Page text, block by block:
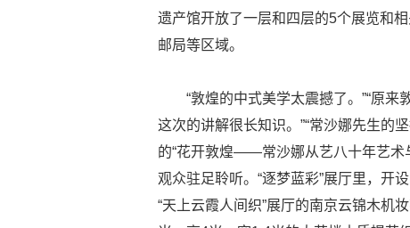
遗产馆开放了一层和四层的5个展览和
邮局等区域。
“敦煌的中式美学太震撼了。”“原来
这次的讲解很长知识。”“常沙娜先生
的“花开敦煌——常沙娜从艺八十年艺术
观众驻足聆听。“逐梦蓝彩”展厅里，开
“天上云霞人间织”展厅的南京云锦木机